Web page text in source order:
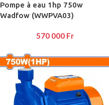
Pompe à eau 1hp 750w
Wadfow (WWPVA03)
570 000 Fr